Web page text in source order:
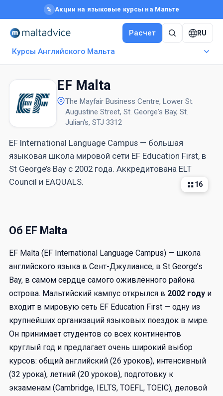
% Акции на языковые курсы на Мальте
Курсы Английского Мальта
Расчет RU
EF Malta
The Mayfair Business Centre, Lower St.
Augustine Street, St. George's Bay, St.
Julian's, STJ 3312
EF International Language Campus — большая
языковая школа мировой сети EF Education First, в
St George’s Bay с 2002 года. Аккредитована ELT
Council и EAQUALS.
16
Об EF Malta
EF Malta (EF International Language Campus) — школа
английского языка в Сент-Джулиансе, в St George’s
Bay, в самом сердце самого оживлённого района
острова. Мальтийский кампус открылся в 2002 годуи
входит в мировую сеть EF Education First — одну из
крупнейших организаций языковых поездок в мире.
Он принимает студентов со всех континентов
круглый год и предлагает очень широкий выбор
курсов: общий английский (26 уроков), интенсивный
(32 урока), летний (20 уроков), подготовку к
экзаменам (Cambridge, IELTS, TOEFL, TOEIC), деловой